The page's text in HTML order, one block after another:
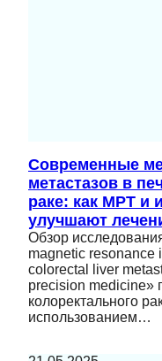
Современные
метастазов в
раке: как МРТ и
улучшают
Обзор
magnetic resonance
colorectal liver
precision medicine»
колоректального
использованием…